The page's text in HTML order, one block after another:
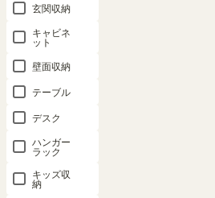
玄関収納
キャビネ
ット
壁面収納
テーブル
デスク
ハンガー
ラック
キッズ収
納